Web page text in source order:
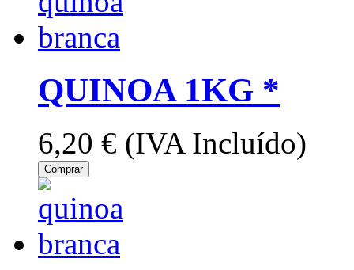
QUINOA 1KG *
6,20 € (IVA Incluído)
Comprar